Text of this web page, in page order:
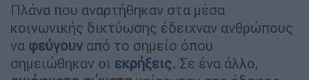
Πλάνα που αναρτήθηκαν στα μέσα
κοινωνικής δικτύωσης έδειχναν ανθρώπους
να φεύγουν από το σημείο όπου
σημειώθηκαν οι εκρήξεις. Σε ένα άλλο,